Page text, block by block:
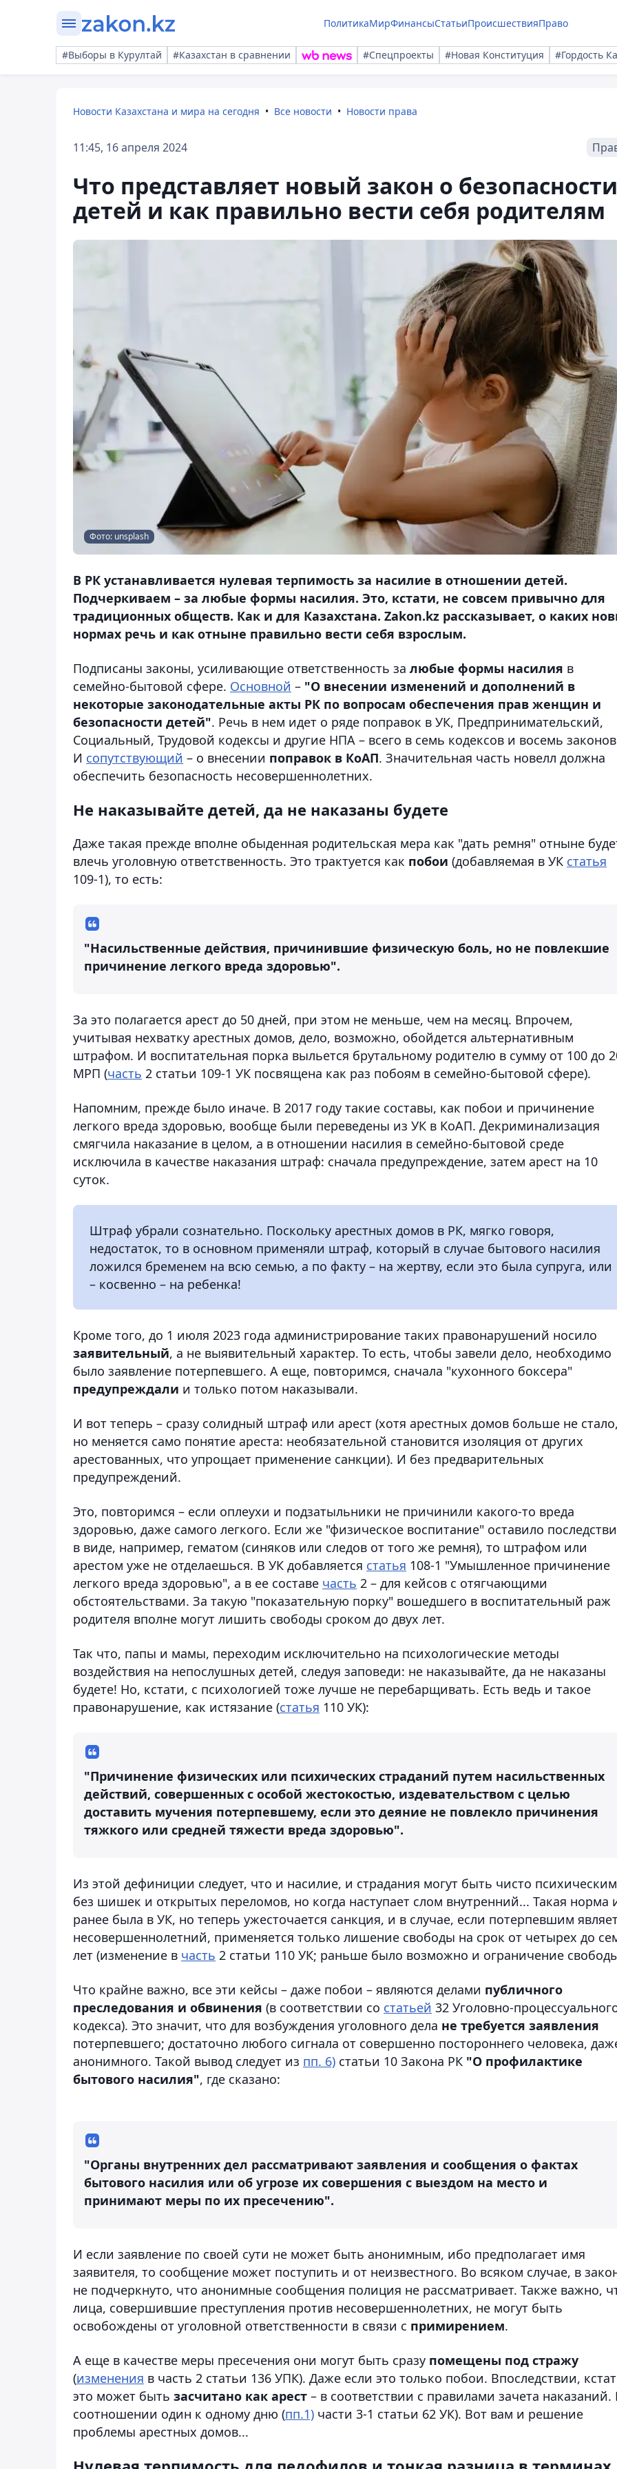
ПолитикаМирФинансыСтатьиПроисшествияПраво
#Выборы в Курултай #Казахстан в сравнении #Спецпроекты #Новая Конституция #Гордость
Новости Казахстана и мира на сегодня Все новости Новости права
11:45, 16 апреля 2024
Что представляет новый закон о безопасности
детей и как правильно вести себя родителям
Фото: unsplash
В РК устанавливается нулевая терпимость за насилие в отношении детей.
Подчеркиваем – за любые формы насилия. Это, кстати, не совсем привычно для
традиционных обществ. Как и для Казахстана. Zakon.kz рассказывает, о каких
нормах речь и как отныне правильно вести себя взрослым.
Подписаны законы, усиливающие ответственность за любые формы насилия в
семейно-бытовой сфере. Основной – "О внесении изменений и дополнений в
некоторые законодательные акты РК по вопросам обеспечения прав женщин и
безопасности детей". Речь в нем идет о ряде поправок в УК, Предпринимательский,
Социальный, Трудовой кодексы и другие НПА – всего в семь кодексов и восемь
И сопутствующий – о внесении поправок в КоАП. Значительная часть новелл должна
обеспечить безопасность несовершеннолетних.
Не наказывайте детей, да не наказаны будете
Даже такая прежде вполне обыденная родительская мера как "дать ремня" отныне
влечь уголовную ответственность. Это трактуется как побои (добавляемая в УК статья
109-1), то есть:
"Насильственные действия, причинившие физическую боль, но не повлекшие
причинение легкого вреда здоровью".
За это полагается арест до 50 дней, при этом не меньше, чем на месяц. Впрочем,
учитывая нехватку арестных домов, дело, возможно, обойдется альтернативным
штрафом. И воспитательная порка выльется брутальному родителю в сумму от 100 до
МРП (часть 2 статьи 109-1 УК посвящена как раз побоям в семейно-бытовой сфере).
Напомним, прежде было иначе. В 2017 году такие составы, как побои и причинение
легкого вреда здоровью, вообще были переведены из УК в КоАП. Декриминализация
смягчила наказание в целом, а в отношении насилия в семейно-бытовой среде
исключила в качестве наказания штраф: сначала предупреждение, затем арест на 10
суток.
Штраф убрали сознательно. Поскольку арестных домов в РК, мягко говоря,
недостаток, то в основном применяли штраф, который в случае бытового насилия
ложился бременем на всю семью, а по факту – на жертву, если это была супруга, или
– косвенно – на ребенка!
Кроме того, до 1 июля 2023 года администрирование таких правонарушений носило
заявительный, а не выявительный характер. То есть, чтобы завели дело, необходимо
было заявление потерпевшего. А еще, повторимся, сначала "кухонного боксера"
предупреждали и только потом наказывали.
И вот теперь – сразу солидный штраф или арест (хотя арестных домов больше не
но меняется само понятие ареста: необязательной становится изоляция от других
арестованных, что упрощает применение санкции). И без предварительных
предупреждений.
Это, повторимся – если оплеухи и подзатыльники не причинили какого-то вреда
здоровью, даже самого легкого. Если же "физическое воспитание" оставило
в виде, например, гематом (синяков или следов от того же ремня), то штрафом или
арестом уже не отделаешься. В УК добавляется статья 108-1 "Умышленное причинение
легкого вреда здоровью", а в ее составе часть 2 – для кейсов с отягчающими
обстоятельствами. За такую "показательную порку" вошедшего в воспитательный раж
родителя вполне могут лишить свободы сроком до двух лет.
Так что, папы и мамы, переходим исключительно на психологические методы
воздействия на непослушных детей, следуя заповеди: не наказывайте, да не наказаны
будете! Но, кстати, с психологией тоже лучше не перебарщивать. Есть ведь и такое
правонарушение, как истязание (статья 110 УК):
"Причинение физических или психических страданий путем насильственных
действий, совершенных с особой жестокостью, издевательством с целью
доставить мучения потерпевшему, если это деяние не повлекло причинения
тяжкого или средней тяжести вреда здоровью".
Из этой дефиниции следует, что и насилие, и страдания могут быть чисто
без шишек и открытых переломов, но когда наступает слом внутренний... Такая норма
ранее была в УК, но теперь ужесточается санкция, и в случае, если потерпевшим
несовершеннолетний, применяется только лишение свободы на срок от четырех до
лет (изменение в часть 2 статьи 110 УК; раньше было возможно и ограничение
Что крайне важно, все эти кейсы – даже побои – являются делами публичного
преследования и обвинения (в соответствии со статьей 32 Уголовно-
кодекса). Это значит, что для возбуждения уголовного дела не требуется заявления
потерпевшего; достаточно любого сигнала от совершенно постороннего человека,
анонимного. Такой вывод следует из пп. 6) статьи 10 Закона РК "О профилактике
бытового насилия", где сказано:
"Органы внутренних дел рассматривают заявления и сообщения о фактах
бытового насилия или об угрозе их совершения с выездом на место и
принимают меры по их пресечению".
И если заявление по своей сути не может быть анонимным, ибо предполагает имя
заявителя, то сообщение может поступить и от неизвестного. Во всяком случае, в
не подчеркнуто, что анонимные сообщения полиция не рассматривает. Также важно,
лица, совершившие преступления против несовершеннолетних, не могут быть
освобождены от уголовной ответственности в связи с примирением.
А еще в качестве меры пресечения они могут быть сразу помещены под стражу
(изменения в часть 2 статьи 136 УПК). Даже если это только побои. Впоследствии,
это может быть засчитано как арест – в соответствии с правилами зачета наказаний.
соотношении один к одному дню (пп.1) части 3-1 статьи 62 УК). Вот вам и решение
проблемы арестных домов...